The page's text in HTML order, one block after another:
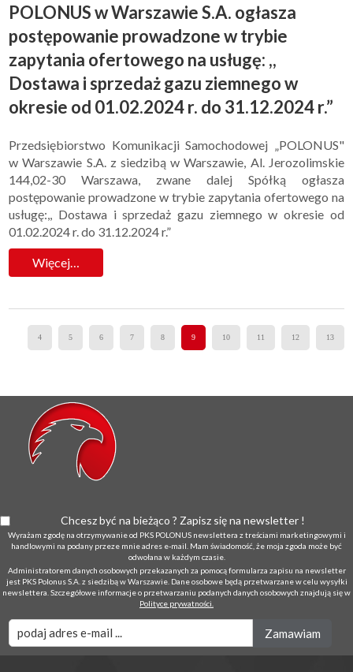
POLONUS w Warszawie S.A. ogłasza
postępowanie prowadzone w trybie
zapytania ofertowego na usługę: ,,
Dostawa i sprzedaż gazu ziemnego w
okresie od 01.02.2024 r. do 31.12.2024 r.”
Przedsiębiorstwo Komunikacji Samochodowej „POLONUS"
w Warszawie S.A. z siedzibą w Warszawie, Al. Jerozolimskie
144,02-30 Warszawa, zwane dalej Spółką ogłasza
postępowanie prowadzone w trybie zapytania ofertowego na
usługę:,, Dostawa i sprzedaż gazu ziemnego w okresie od
01.02.2024 r. do 31.12.2024 r.”
Więcej…
4 5 6 7 8 9 10 11 12 13
Chcesz być na bieżąco ? Zapisz się na newsletter !
Wyrażam zgodę na otrzymywanie od PKS POLONUS newslettera z treściami marketingowymi i
handlowymi na podany przeze mnie adres e-mail. Mam świadomość, że moja zgoda może być
odwołana w każdym czasie.
Administratorem danych osobowych przekazanych za pomocą formularza zapisu na newsletter
jest PKS Polonus S.A. z siedzibą w Warszawie. Dane osobowe będą przetwarzane w celu wysyłki
newslettera. Szczegółowe informacje o przetwarzaniu podanych danych osobowych znajdują się w
Polityce prywatności.